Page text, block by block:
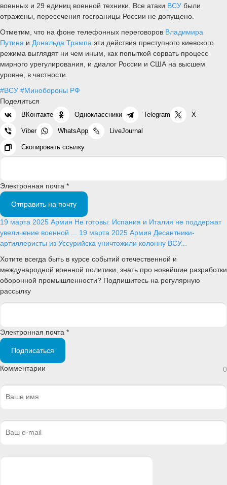
военных и 29 единиц военной техники. Все атаки ВСУ были
отражены, пересечения госграницы России не допущено.
Отметим, что на фоне телефонных переговоров Владимира
Путина и Дональда Трампа эти действия преступного киевского
режима выглядят ни чем иным, как попыткой сорвать процесс
мирного урегулирования, и диалог России и США на высшем
уровне, в частности.
#ВСУ #Минобороны РФ
Поделиться
ВКонтакте Одноклассники Telegram X
Viber WhatsApp LiveJournal
Скопировать ссылку
Электронная почта *
Отправить на почту
19 марта 2025 Армия Не готовы: Испания и Италия не поддержат
увеличение военной ... 19 марта 2025 Армия Десантники-
артиллеристы из Уссурийска уничтожили колонну ВСУ...
Хотите всегда быть в курсе событий отечественной и
международной военной политики, знать про новейшие разработки
оборонной промышленности? Подпишитесь на регулярную
рассылку
Электронная почта *
Подписаться
Комментарии 0